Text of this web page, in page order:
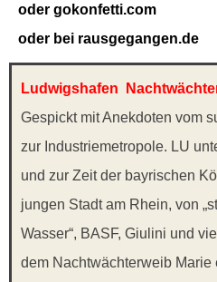
oder gokonfetti.com
oder bei rausgegangen.de
Ludwigshafen
Gespickt mit Anekdoten vom
zur Industriemetropole. LU
und zur Zeit der bayrischen
jungen Stadt am Rhein, von
Wasser“, BASF, Giulini und
dem Nachtwächterweib Marie